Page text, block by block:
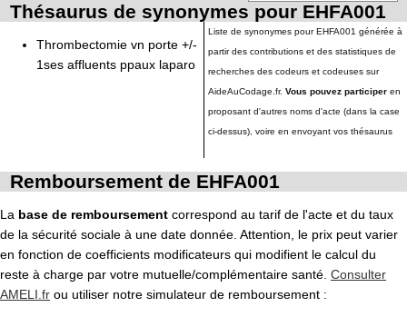
Thésaurus de synonymes pour EHFA001
Thrombectomie vn porte +/-
1ses affluents ppaux laparo
Liste de synonymes pour EHFA001 générée à
partir des contributions et des statistiques de
recherches des codeurs et codeuses sur
AideAuCodage.fr. Vous pouvez participer en
proposant d'autres noms d'acte (dans la case
ci-dessus), voire en envoyant vos thésaurus
Remboursement de EHFA001
La base de remboursement correspond au tarif de l'acte et du taux
de la sécurité sociale à une date donnée. Attention, le prix peut varier
en fonction de coefficients modificateurs qui modifient le calcul du
reste à charge par votre mutuelle/complémentaire santé. Consulter
AMELI.fr ou utiliser notre simulateur de remboursement :